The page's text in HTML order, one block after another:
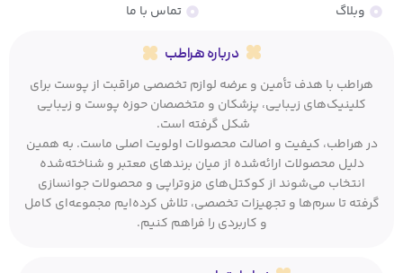
وبلاگ تماس با ما
درباره هراطب
هراطب با هدف تأمین و عرضه لوازم تخصصی مراقبت از پوست برای
کلینیک‌های زیبایی، پزشکان و متخصصان حوزه پوست و زیبایی
شکل گرفته است.
در هراطب، کیفیت و اصالت محصولات اولویت اصلی ماست. به همین
دلیل محصولات ارائه‌شده از میان برندهای معتبر و شناخته‌شده
انتخاب می‌شوند از کوکتل‌های مزوتراپی و محصولات جوانسازی
گرفته تا سرم‌ها و تجهیزات تخصصی، تلاش کرده‌ایم مجموعه‌ای کامل
و کاربردی را فراهم کنیم.